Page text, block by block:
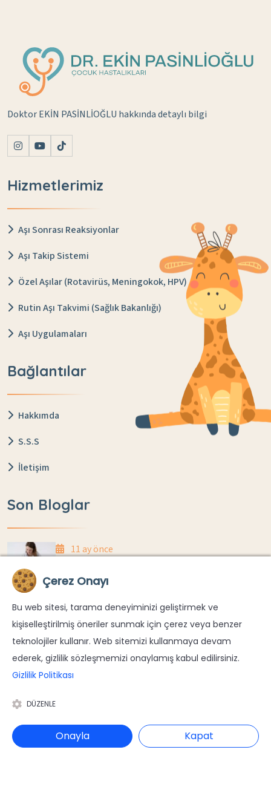
Doktor EKİN PASİNLİOĞLU hakkında detaylı bilgi
Hizmetlerimiz
Aşı Sonrası Reaksiyonlar
Aşı Takip Sistemi
Özel Aşılar (Rotavirüs, Meningokok, HPV)
Rutin Aşı Takvimi (Sağlık Bakanlığı)
Aşı Uygulamaları
Bağlantılar
Hakkımda
S.S.S
İletişim
Son Bloglar
11 ay önce
Yapılır?
11 ay önce
Yenidoğanlarda Göbek Kordonu Düşme
Çerez Onayı
Bu web sitesi, tarama deneyiminizi geliştirmek ve
kişiselleştirilmiş öneriler sunmak için çerez veya benzer
teknolojiler kullanır. Web sitemizi kullanmaya devam
ederek, gizlilik sözleşmemizi onaylamış kabul edilirsiniz.
Gizlilik Politikası
DÜZENLE
Onayla Kapat